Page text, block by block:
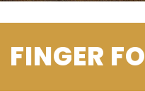
FINGER